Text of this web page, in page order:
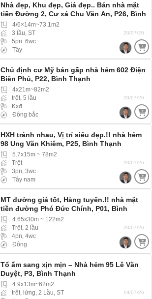
Nhà đẹp, Khu đẹp, Giá đẹp.. Bán nhà mặt
tiền Đường 2, Cư xá Chu Văn An, P26, Bình
Thạnh4/6×14m~73.1m2
3 lầu, ST
5pn. 6wc
Tây
20/07/26
Chủ định cư Mỹ bán gấp nhà hẻm 602 Điện
Biên Phủ, P22, Bình Thạnh
4x21m~82m2
trệt, 5 lầu
Kxđ
Đông bắc
20/07/26
HXH tránh nhau, Vị trí siêu đẹp.!! nhà hẻm
98 Ung Văn Khiêm, P25, Bình Thạnh
(Phường Thạnh Mỹ Tây) Xe Hơi tới tận nơi
5.7x15m ~ 78m2
Trệt
3pn, 3wc
Tây nam
20/07/26
MT đường giá tốt, Hàng tuyển.!! nhà mặt
tiền đường Phó Đức Chính, P01, Bình
Thạnh (Phường Gia Định) mặt tiền đường
giá rẻ
4.65x30m ~ 122m2
Trệt, 2 lầu
4pn, 4wc
Đông
20/07/26
Tổ ấm sang xịn mịn – Nhà hẻm 95 Lê Văn
Duyệt, P3, Bình Thạnh
4.9x13m~62m2
trệt, lửng, 2 Lầu, ST
19/07/26